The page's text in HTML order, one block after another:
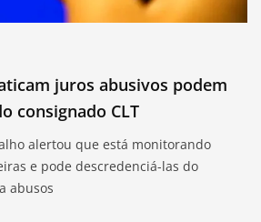
juros abusivos podem
consignado CLT
alertou que está monitorando
e pode descredenciá-las do
abusos